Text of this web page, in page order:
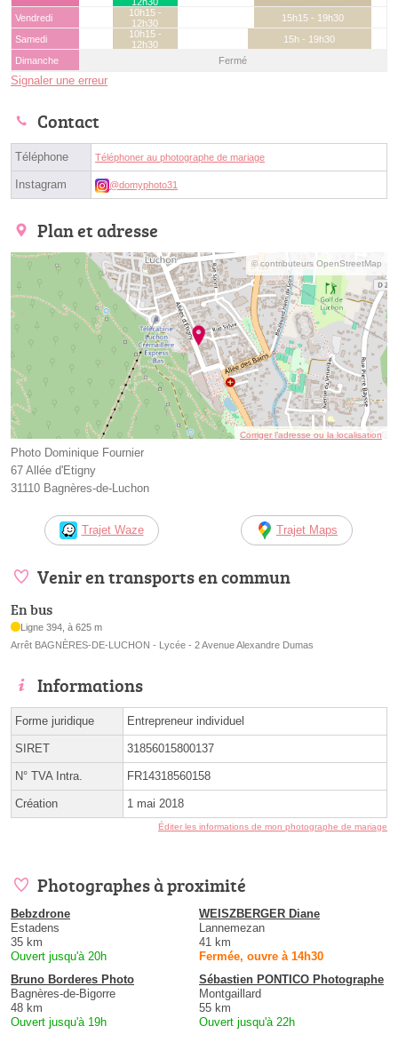
Vendredi
10h15 -
12h30
15h15 - 19h30
Samedi
10h15 -
12h30
15h - 19h30
Dimanche
Fermé
Signaler une erreur
Contact
Téléphone Téléphoner au photographe de mariage
Instagram @domyphoto31
Plan et adresse
© contributeurs OpenStreetMap
Corriger l’adresse ou la localisation
Photo Dominique Fournier
67 Allée d'Etigny
31110 Bagnères-de-Luchon
Trajet Waze Trajet Maps
Venir en transports en commun
En bus
Ligne 394, à 625 m
Arrêt BAGNÈRES-DE-LUCHON - Lycée - 2 Avenue Alexandre Dumas
Informations
Forme juridique Entrepreneur individuel
SIRET 31856015800137
N° TVA Intra. FR14318560158
Création 1 mai 2018
Éditer les informations de mon photographe de mariage
Photographes à proximité
Bebzdrone
Estadens
35 km
Ouvert jusqu'à 20h
WEISZBERGER Diane
Lannemezan
41 km
Fermée, ouvre à 14h30
Bruno Borderes Photo
Bagnères-de-Bigorre
48 km
Ouvert jusqu'à 19h
Sébastien PONTICO Photographe
Montgaillard
55 km
Ouvert jusqu'à 22h